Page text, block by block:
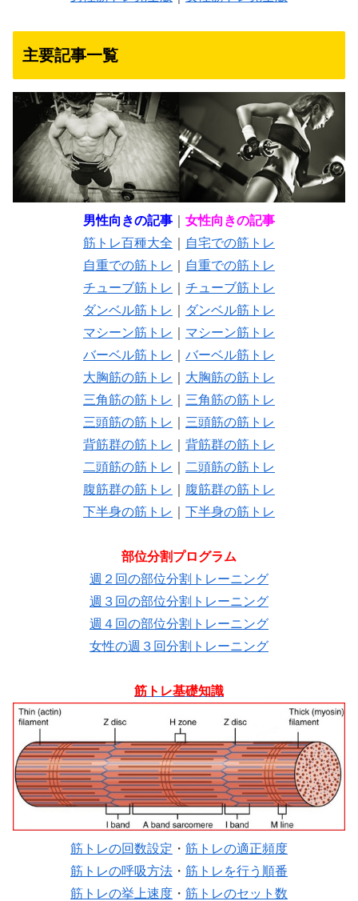
主要記事一覧
男性向きの記事
女性向きの記事
筋トレ百種大全
自宅での筋トレ
自重での筋トレ
自重での筋トレ
チューブ筋トレ
チューブ筋トレ
ダンベル筋トレ
ダンベル筋トレ
マシーン筋トレ
マシーン筋トレ
バーベル筋トレ
バーベル筋トレ
大胸筋の筋トレ
大胸筋の筋トレ
三角筋の筋トレ
三角筋の筋トレ
三頭筋の筋トレ
三頭筋の筋トレ
背筋群の筋トレ
背筋群の筋トレ
二頭筋の筋トレ
二頭筋の筋トレ
腹筋群の筋トレ
腹筋群の筋トレ
下半身の筋トレ
下半身の筋トレ
部位分割プログラム
週２回の部位分割トレーニング
週３回の部位分割トレーニング
週４回の部位分割トレーニング
女性の週３回分割トレーニング
筋トレ基礎知識
筋トレの回数設定 ・ 筋トレの適正頻度
筋トレの呼吸方法 ・ 筋トレを行う順番
筋トレの挙上速度 ・ 筋トレのセット数